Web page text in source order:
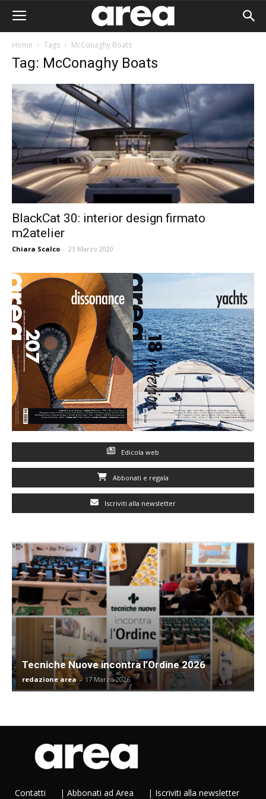
Home Tags McConaghy Boats
Tag: McConaghy Boats
BlackCat 30: interior design firmato
m2atelier
Chiara Scalco - 23 Marzo 2020
Edicola web
Abbonati e regala
Iscriviti alla newsletter
Tecniche Nuove incontra l’Ordine 2026
redazione area - 17 Marzo 2026
Contatti | Abbonati ad Area | Iscriviti alla newsletter